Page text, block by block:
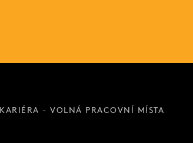
KARIÉRA - VOLNÁ PRACOVNÍ MÍSTA